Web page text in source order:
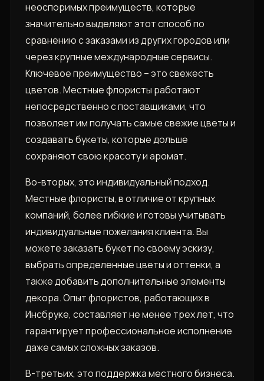
неоспоримых преимуществ, которые
значительно выделяют этот способ по
сравнению с заказами из других городов или
через крупные международные сервисы.
Ключевое преимущество – это свежесть
цветов. Местные флористы работают
непосредственно с поставщиками, что
позволяет им получать самые свежие цветы и
создавать букеты, которые дольше
сохраняют свою красоту и аромат.
Во-вторых, это индивидуальный подход.
Местные флористы, в отличие от крупных
компаний, более гибкие и готовы учитывать
индивидуальные пожелания клиента. Вы
можете заказать букет по своему эскизу,
выбрать определенные цветы и оттенки, а
также добавить дополнительные элементы
декора. Опыт флористов, работающих в
Инсбруке, составляет не менее трех лет, что
гарантирует профессиональное исполнение
даже самых сложных заказов.
В-третьих, это поддержка местного бизнеса.